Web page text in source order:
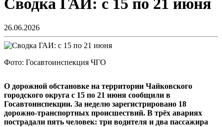
26.06.2026
Фото: Госавтоинспекция ЧГО
О дорожной обстановке на территории Чайковского
городского округа с 15 по 21 июня сообщили в
Госавтоинспекции. За неделю зарегистрировано 18
дорожно-транспортных происшествий. В трёх авариях
пострадали пять человек: три водителя и два пассажира